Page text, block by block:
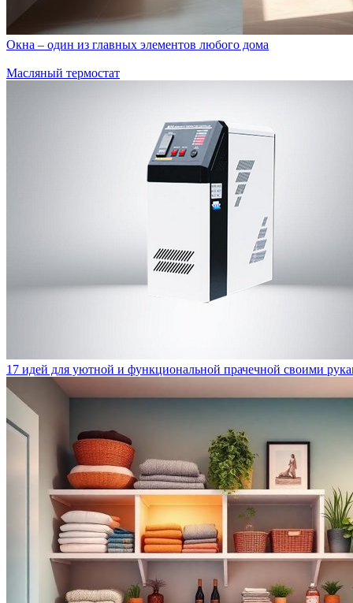
Окна – один из главных элементов любого дома
Масляный термостат
17 идей для уютной и функциональной прачечной своими